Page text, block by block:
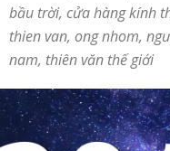
bầu trời, cửa hàng kính
thien van, ong nhom,
nam, thiên văn thế giới